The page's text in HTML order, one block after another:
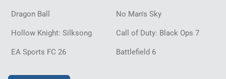
Dragon Ball No Man's Sky
Hollow Knight: Silksong Call of Duty: Black Ops 7
EA Sports FC 26 Battlefield 6